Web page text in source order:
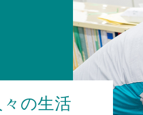
の生活